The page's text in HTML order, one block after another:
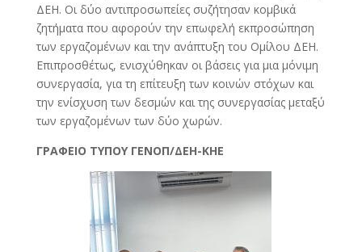
ΔΕΗ. Οι δύο αντιπροσωπείες συζήτησαν κομβικά
ζητήματα που αφορούν την επωφελή εκπροσώπηση
των εργαζομένων και την ανάπτυξη του Ομίλου ΔΕΗ.
Επιπροσθέτως, ενισχύθηκαν οι βάσεις για μια μόνιμη
συνεργασία, για τη επίτευξη των κοινών στόχων και
την ενίσχυση των δεσμών και της συνεργασίας μεταξύ
των εργαζομένων των δύο χωρών.
ΓΡΑΦΕΙΟ ΤΥΠΟΥ ΓΕΝΟΠ/ΔΕΗ-ΚΗΕ